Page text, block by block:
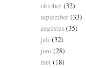
oktober (32)
september (33)
augustus (35)
juli (32)
juni (28)
mei (18)